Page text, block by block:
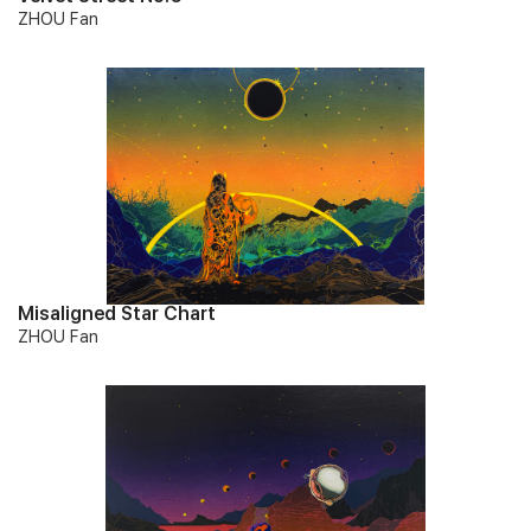
ZHOU Fan
Misaligned Star Chart
ZHOU Fan